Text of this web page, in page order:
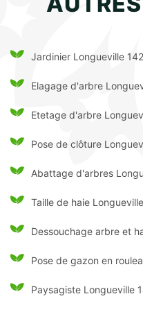
Jardinier Longueville
Elagage d'arbre
Etetage d'arbre
Pose de clôture
Abattage d'arbres
Taille de haie
Dessouchage arbre et
Pose de gazon en
Paysagiste Longueville